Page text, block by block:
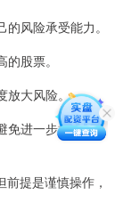
风险承受能力。
股票。
放大风险。
免进一步扩大损
提是谨慎操作，